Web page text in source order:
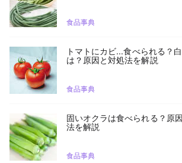
食品事典
トマトにカビ...食べられる？
は？原因と対処法を解説
食品事典
固いオクラは食べられる？原
法を解説
食品事典